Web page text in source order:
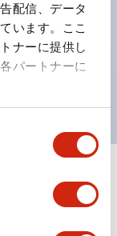
配信、データ
います。ここ
ナーに提供し
パートナーに
球）。これま
LED球で各色